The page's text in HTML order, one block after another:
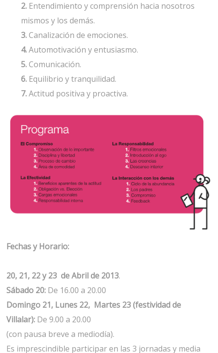
2. Entendimiento y comprensión hacia nosotros
mismos y los demás.
3.Canalización de emociones.
4.Automotivación y entusiasmo.
5.Comunicación.
6. Equilibrio y tranquilidad.
7.Actitud positiva y proactiva.
Fechas y Horario:
20, 21, 22 y 23 de Abril de 2013.
Sábado 20: De 16.00 a 20.00
Domingo 21, Lunes 22, Martes 23 (festividad de
Villalar): De 9.00 a 20.00
(con pausa breve a mediodía).
Es imprescindible participar en las 3 jornadas y media